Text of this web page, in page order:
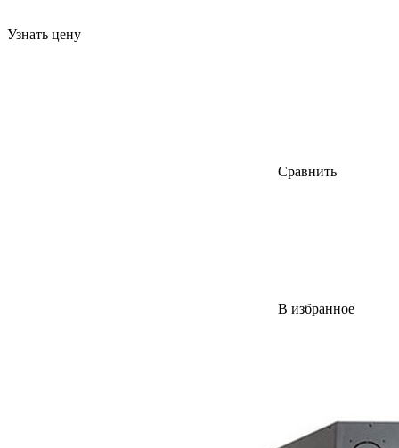
Узнать цену
Сравнить
В избранное